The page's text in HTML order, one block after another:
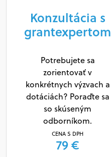
Konzultácia s
grantexpertom
Potrebujete sa
zorientovať v
konkrétnych výzvach a
dotáciách? Poraďte sa
so skúseným
odborníkom.
CENA S DPH
79 €